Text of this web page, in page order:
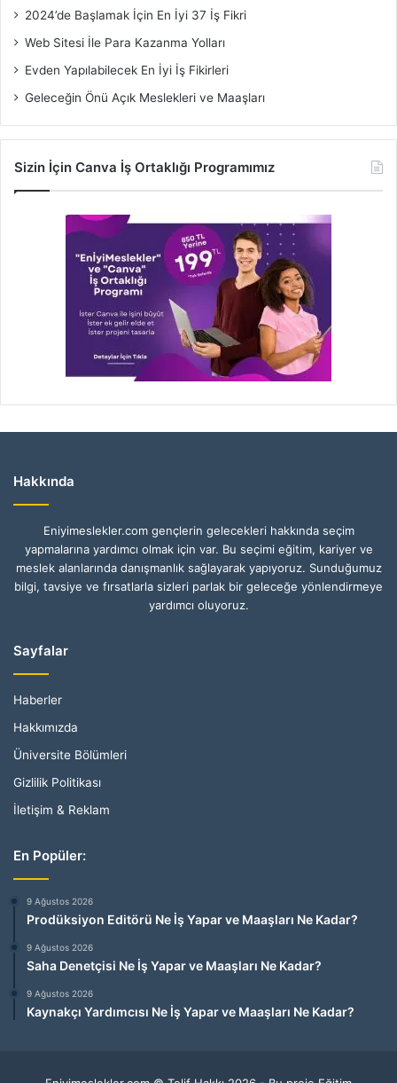
2024’de Başlamak İçin En İyi 37 İş Fikri
Web Sitesi İle Para Kazanma Yolları
Evden Yapılabilecek En İyi İş Fikirleri
Geleceğin Önü Açık Meslekleri ve Maaşları
Sizin İçin Canva İş Ortaklığı Programımız
Hakkında
Eniyimeslekler.com gençlerin gelecekleri hakkında seçim
yapmalarına yardımcı olmak için var. Bu seçimi eğitim, kariyer ve
meslek alanlarında danışmanlık sağlayarak yapıyoruz. Sunduğumuz
bilgi, tavsiye ve fırsatlarla sizleri parlak bir geleceğe yönlendirmeye
yardımcı oluyoruz.
Sayfalar
Haberler
Hakkımızda
Üniversite Bölümleri
Gizlilik Politikası
İletişim & Reklam
En Popüler:
9 Ağustos 2026
Prodüksiyon Editörü Ne İş Yapar ve Maaşları Ne Kadar?
9 Ağustos 2026
Saha Denetçisi Ne İş Yapar ve Maaşları Ne Kadar?
9 Ağustos 2026
Kaynakçı Yardımcısı Ne İş Yapar ve Maaşları Ne Kadar?